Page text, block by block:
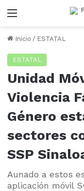
Menu
Inicio / ESTATAL
ESTATAL
Unidad
Violencia
Género
sectores
SSP
Aunado a estos
aplicación móvil